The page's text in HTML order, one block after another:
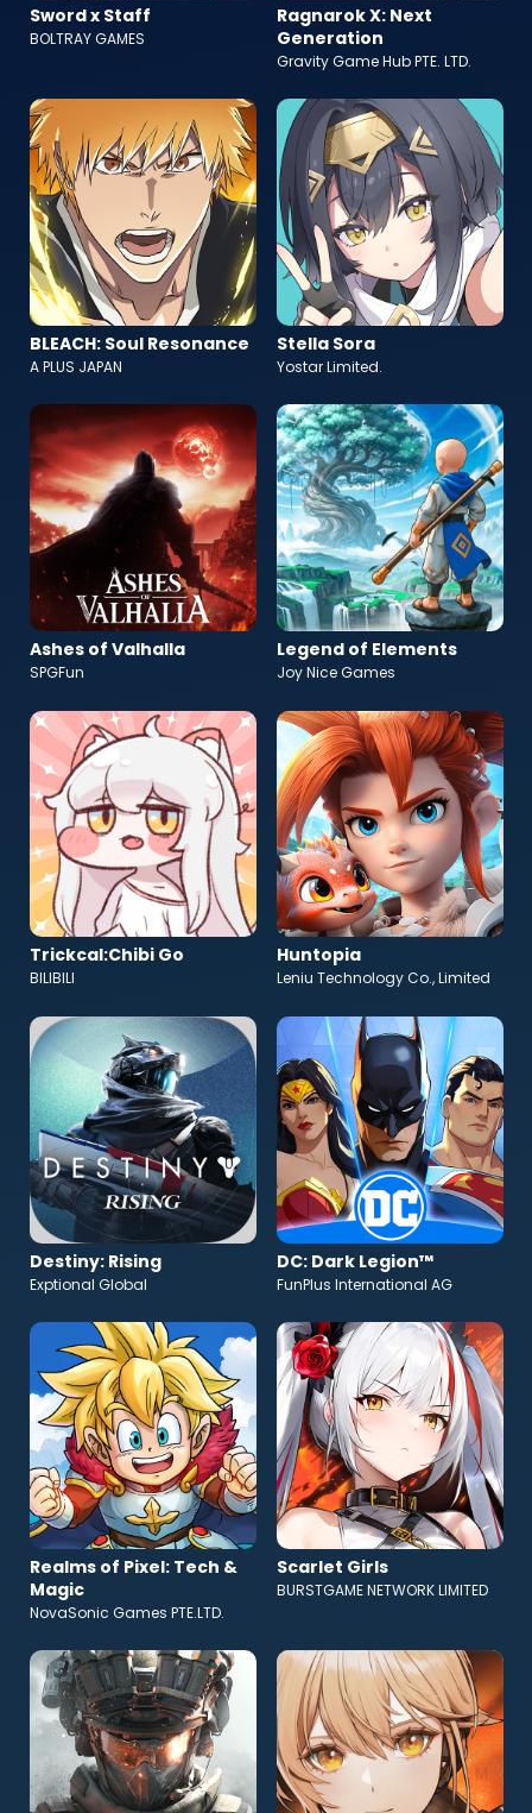
Sword x Staff
BOLTRAY GAMES
Ragnarok X: Next
Generation
Gravity Game Hub PTE. LTD.
BLEACH: Soul Resonance
A PLUS JAPAN
Stella Sora
Yostar Limited.
Ashes of Valhalla
SPGFun
Legend of Elements
Joy Nice Games
Trickcal:Chibi Go
BILIBILI
Huntopia
Leniu Technology Co., Limited
Destiny: Rising
Exptional Global
DC: Dark Legion™
FunPlus International AG
Realms of Pixel: Tech &
Magic
NovaSonic Games PTE.LTD.
Scarlet Girls
BURSTGAME NETWORK LIMITED